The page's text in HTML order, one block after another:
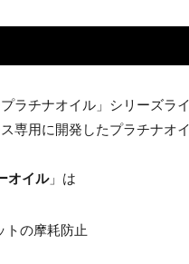
ラチナオイル」シリーズライ
専用に開発したプラチナオ
オイル」は
の摩耗防止